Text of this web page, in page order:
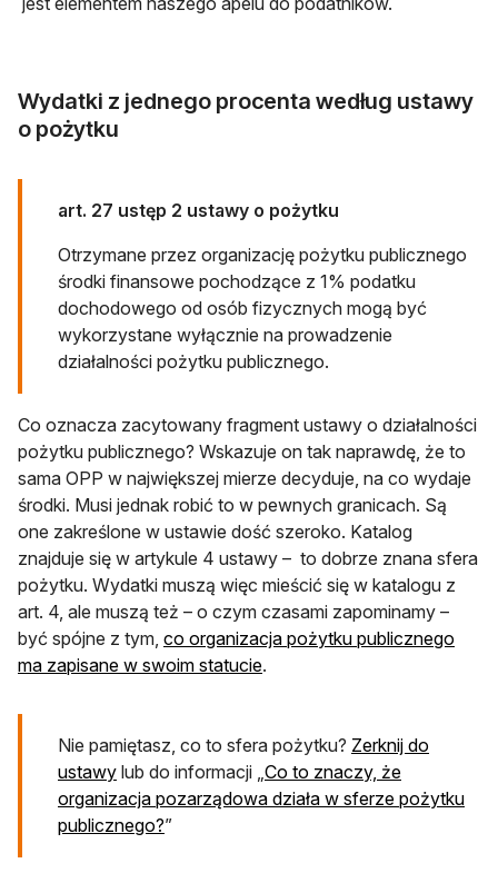
Wydatki z jednego procenta według ustawy
o pożytku
art. 27 ustęp 2 ustawy o pożytku
Otrzymane przez organizację pożytku publicznego
środki finansowe pochodzące z 1% podatku
dochodowego od osób fizycznych mogą być
wykorzystane wyłącznie na prowadzenie
działalności pożytku publicznego.
Co oznacza zacytowany fragment ustawy o działalności
pożytku publicznego? Wskazuje on tak naprawdę, że to
sama OPP w największej mierze decyduje, na co wydaje
środki. Musi jednak robić to w pewnych granicach. Są
one zakreślone w ustawie dość szeroko. Katalog
znajduje się w artykule 4 ustawy – to dobrze znana sfera
pożytku. Wydatki muszą więc mieścić się w katalogu z
art. 4, ale muszą też – o czym czasami zapominamy –
być spójne z tym, co organizacja pożytku publicznego
ma zapisane w swoim statucie.
Nie pamiętasz, co to sfera pożytku? Zerknij do
ustawyotwiera się w nowej karcie
lub do informacji „ Co to znaczy, że
organizacja pozarządowa działa w sferze pożytku
publicznego?”